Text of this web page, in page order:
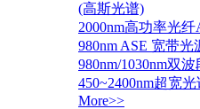
(高斯光谱)
2000nm高功率光
980nm ASE 宽带光
980nm/1030nm双
450~2400nm超宽
More>>